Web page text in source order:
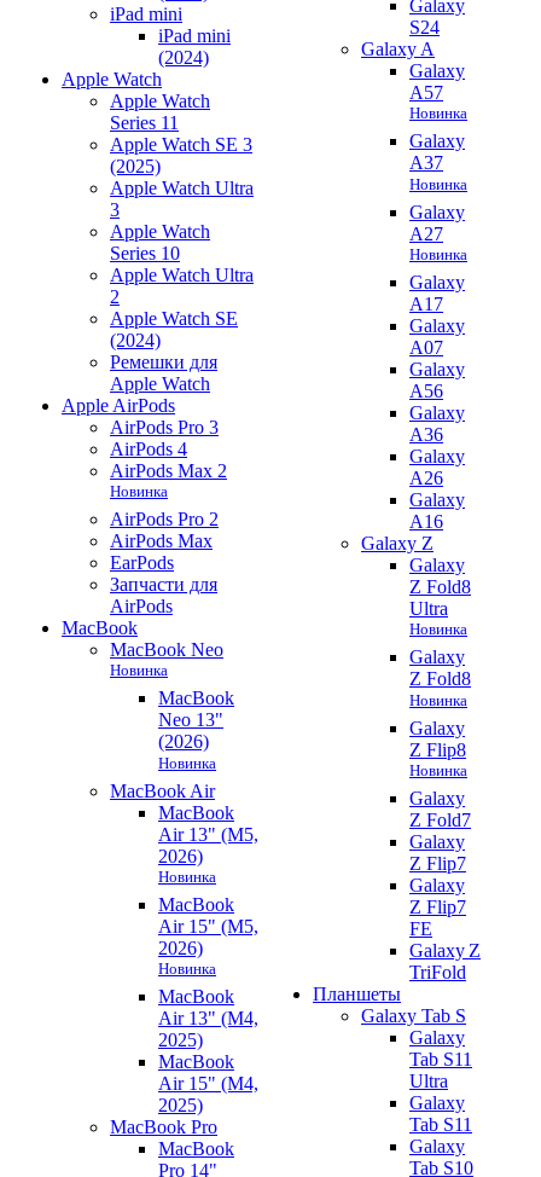
iPad mini
iPad mini
(2024)
Apple Watch
Apple Watch
Series 11
Apple Watch SE 3
(2025)
Apple Watch Ultra
3
Apple Watch
Series 10
Apple Watch Ultra
2
Apple Watch SE
(2024)
Ремешки для
Apple Watch
Apple AirPods
AirPods Pro 3
AirPods 4
AirPods Max 2
Новинка
AirPods Pro 2
AirPods Max
EarPods
Запчасти для
AirPods
MacBook
MacBook Neo
Новинка
MacBook
Neo 13"
(2026)
Новинка
MacBook Air
MacBook
Air 13" (M5,
2026)
Новинка
MacBook
Air 15" (M5,
2026)
Новинка
MacBook
Air 13" (M4,
2025)
MacBook
Air 15" (M4,
2025)
MacBook Pro
MacBook
Pro 14"
Galaxy
S24
Galaxy A
Galaxy
A57
Новинка
Galaxy
A37
Новинка
Galaxy
A27
Новинка
Galaxy
A17
Galaxy
A07
Galaxy
A56
Galaxy
A36
Galaxy
A26
Galaxy
A16
Galaxy Z
Galaxy
Z Fold8
Ultra
Новинка
Galaxy
Z Fold8
Новинка
Galaxy
Z Flip8
Новинка
Galaxy
Z Fold7
Galaxy
Z Flip7
Galaxy
Z Flip7
FE
Galaxy Z
TriFold
Планшеты
Galaxy Tab S
Galaxy
Tab S11
Ultra
Galaxy
Tab S11
Galaxy
Tab S10